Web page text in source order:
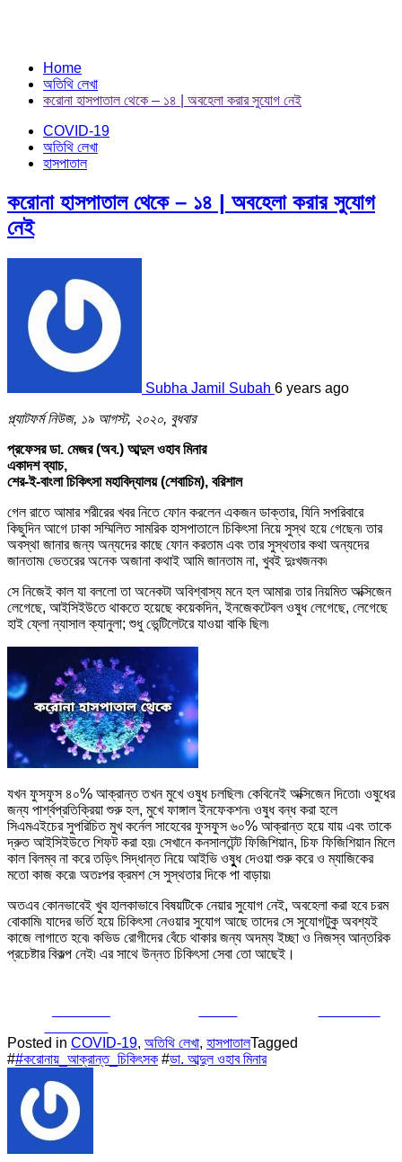
Home
অতিথি লেখা
করোনা হাসপাতাল থেকে – ১৪ | অবহেলা করার সুযোগ নেই
COVID-19
অতিথি লেখা
হাসপাতাল
করোনা হাসপাতাল থেকে – ১৪ | অবহেলা করার সুযোগ
নেই
Subha Jamil Subah 6 years ago
প্ল্যাটফর্ম নিউজ, ১৯ আগস্ট, ২০২০, বুধবার
প্রফেসর ডা. মেজর (অব.) আব্দুল ওহাব মিনার
একাদশ ব্যাচ,
শের-ই-বাংলা চিকিৎসা মহাবিদ্যালয় (শেবাচিম), বরিশাল
গেল রাতে আমার শরীরের খবর নিতে ফোন করলেন একজন ডাক্তার, যিনি সপরিবারে
কিছুদিন আগে ঢাকা সম্মিলিত সামরিক হাসপাতালে চিকিৎসা নিয়ে সুস্থ হয়ে গেছেন৷ তার
অবস্থা জানার জন্য অন্যদের কাছে ফোন করতাম এবং তার সুস্থতার কথা অন্যদের
জানতাম৷ ভেতরের অনেক অজানা কথাই আমি জানতাম না, খুবই দুঃখজনক৷
সে নিজেই কাল যা বললো তা অনেকটা অবিশ্বাস্য মনে হল আমার৷ তার নিয়মিত অক্সিজেন
লেগেছে, আইসিইউতে থাকতে হয়েছে কয়েকদিন, ইনজেকটেবল ওষুধ লেগেছে, লেগেছে
হাই ফ্লো ন্যাসাল ক্যানুলা; শুধু ভেন্টিলেটরে যাওয়া বাকি ছিল৷
যখন ফুসফুস ৪০% আক্রান্ত তখন মুখে ওষুধ চলছিল৷ কেবিনেই অক্সিজেন দিতো৷ ওষুধের
জন্য পার্শ্বপ্রতিক্রিয়া শুরু হল, মুখে ফাঙ্গাল ইনফেকশন৷ ওষুধ বন্ধ করা হলে
সিএমএইচের সুপরিচিত মুখ কর্নেল সাহেবের ফুসফুস ৬০% আক্রান্ত হয়ে যায় এবং তাকে
দ্রুত আইসিইউতে শিফট করা হয়৷ সেখানে কনসালটেন্ট ফিজিশিয়ান, চিফ ফিজিশিয়ান মিলে
কাল বিলম্ব না করে তড়িৎ সিদ্ধান্ত নিয়ে আইভি ওষুুুধ দেওয়া শুরু করে ও ম্যাজিকের
মতো কাজ করে৷ অতঃপর ক্রমশ সে সুস্থতার দিকে পা বাড়ায়৷
অতএব কোনভাবেই খুব হালকাভাবে বিষয়টিকে নেয়ার সুযোগ নেই, অবহেলা করা হবে চরম
বোকামি৷ যাদের ভর্তি হয়ে চিকিৎসা নেওয়ার সুযোগ আছে তাদের সে সুযোগটুকু অবশ্যই
কাজে লাগাতে হবে৷ কভিড রোগীদের বেঁচে থাকার জন্য অদম্য ইচ্ছা ও নিজস্ব আন্তরিক
প্রচেষ্টার বিকল্প নেই৷ এর সাথে উন্নত চিকিৎসা সেবা তো আছেই।
Posted in COVID-19, অতিথি লেখা, হাসপাতালTagged
##করোনায়_আক্রান্ত_চিকিৎসক #ডা. আব্দুল ওহাব মিনার